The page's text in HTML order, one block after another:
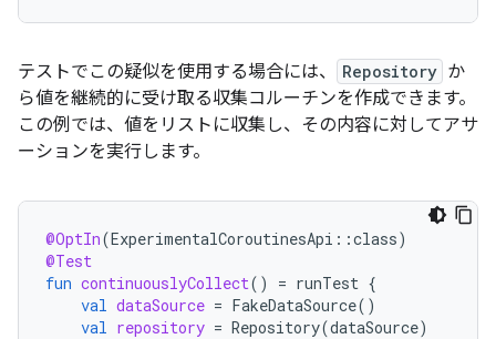
テストでこの疑似を使用する場合には、 Repository か
ら値を継続的に受け取る収集コルーチンを作成できます。
この例では、値をリストに収集し、その内容に対してアサ
ーションを実行します。
@OptIn(ExperimentalCoroutinesApi ::class)
@Test
fun continuouslyCollect() = runTest {
val dataSource = FakeDataSource()
val repository = Repository(dataSource)